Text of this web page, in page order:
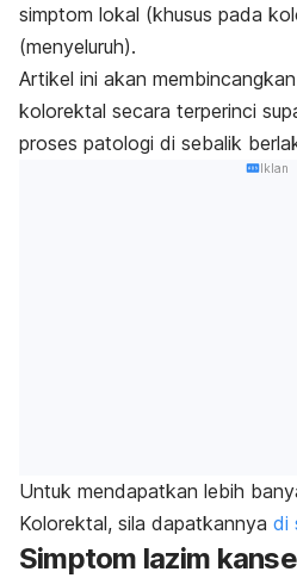
simptom lokal (khusus pada
(menyeluruh).
Artikel ini akan
kolorektal secara terperinci
proses patologi di sebalik
Iklan
Untuk mendapatkan lebih
Kolorektal, sila dapatkannya di
Simptom lazim